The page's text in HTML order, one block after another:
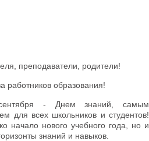
преподаватели, родители!
образования!
- Днем знаний, самым
для всех школьников и студентов!
начало нового учебного года, но и
знаний и навыков.